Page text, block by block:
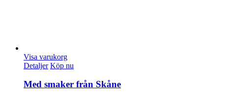
Visa varukorg
Detaljer Köp nu
Med smaker från Skåne